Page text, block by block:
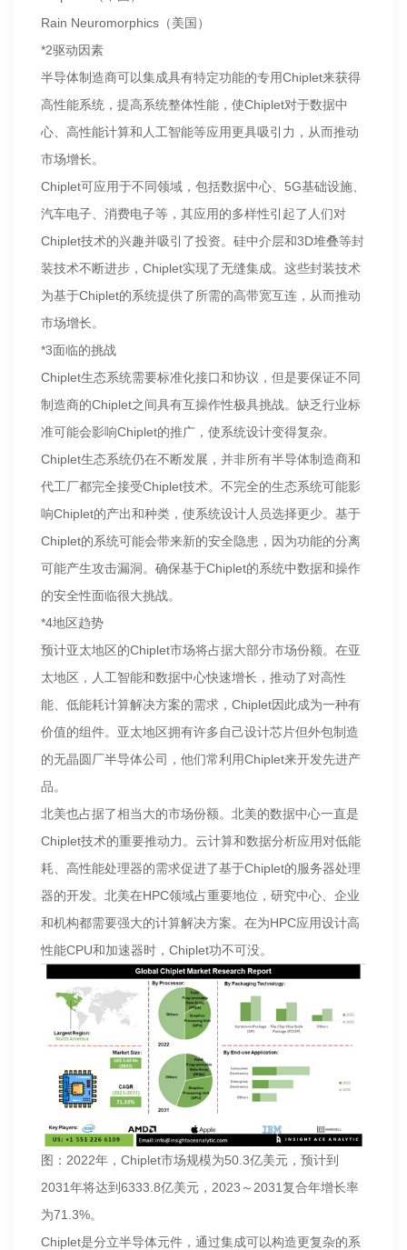
Rain Neuromorphics（美国）
*2驱动因素
半导体制造商可以集成具有特定功能的专用Chiplet来获得
高性能系统，提高系统整体性能，使Chiplet对于数据中
心、高性能计算和人工智能等应用更具吸引力，从而推动
市场增长。
Chiplet可应用于不同领域，包括数据中心、5G基础设施、
汽车电子、消费电子等，其应用的多样性引起了人们对
Chiplet技术的兴趣并吸引了投资。硅中介层和3D堆叠等封
装技术不断进步，Chiplet实现了无缝集成。这些封装技术
为基于Chiplet的系统提供了所需的高带宽互连，从而推动
市场增长。
*3面临的挑战
Chiplet生态系统需要标准化接口和协议，但是要保证不同
制造商的Chiplet之间具有互操作性极具挑战。缺乏行业标
准可能会影响Chiplet的推广，使系统设计变得复杂。
Chiplet生态系统仍在不断发展，并非所有半导体制造商和
代工厂都完全接受Chiplet技术。不完全的生态系统可能影
响Chiplet的产出和种类，使系统设计人员选择更少。基于
Chiplet的系统可能会带来新的安全隐患，因为功能的分离
可能产生攻击漏洞。确保基于Chiplet的系统中数据和操作
的安全性面临很大挑战。
*4地区趋势
预计亚太地区的Chiplet市场将占据大部分市场份额。在亚
太地区，人工智能和数据中心快速增长，推动了对高性
能、低能耗计算解决方案的需求，Chiplet因此成为一种有
价值的组件。亚太地区拥有许多自己设计芯片但外包制造
的无晶圆厂半导体公司，他们常利用Chiplet来开发先进产
品。
北美也占据了相当大的市场份额。北美的数据中心一直是
Chiplet技术的重要推动力。云计算和数据分析应用对低能
耗、高性能处理器的需求促进了基于Chiplet的服务器处理
器的开发。北美在HPC领域占重要地位，研究中心、企业
和机构都需要强大的计算解决方案。在为HPC应用设计高
性能CPU和加速器时，Chiplet功不可没。
图：2022年，Chiplet市场规模为50.3亿美元，预计到
2031年将达到6333.8亿美元，2023～2031复合年增长率
为71.3%。
Chiplet是分立半导体元件，通过集成可以构造更复杂的系